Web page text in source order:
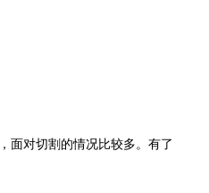
对切割的情况比较多。有了